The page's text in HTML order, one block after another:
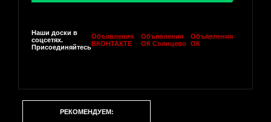
Наши доски в
соцсетях.
Присоединяйтесь
Объявления
ВКОНТАКТЕ
Объявления
ОК Солнцево
Объявления
ОК
РЕКОМЕНДУЕМ: